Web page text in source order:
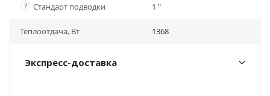
? Стандарт подводки 1 "
Теплоотдача, Вт 1368
Экспресс-доставка